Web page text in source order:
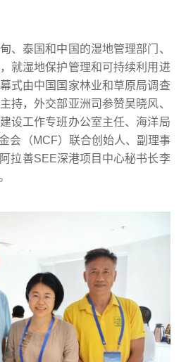
、泰国和中国的湿地管理部门、
就湿地保护管理和可持续利用进
式由中国国家林业和草原局调查
持，外交部亚洲司参赞吴晓风、
设工作专班办公室主任、海洋局
会（MCF）联合创始人、副理事
拉善SEE深港项目中心秘书长李